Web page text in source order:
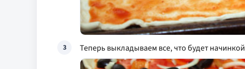
3 Теперь выкладываем все, что будет начинкой